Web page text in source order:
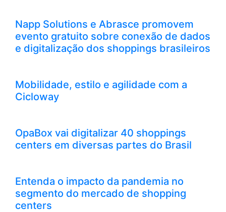
Napp Solutions e Abrasce promovem
evento gratuito sobre conexão de dados
e digitalização dos shoppings brasileiros
Mobilidade, estilo e agilidade com a
Cicloway
OpaBox vai digitalizar 40 shoppings
centers em diversas partes do Brasil
Entenda o impacto da pandemia no
segmento do mercado de shopping
centers